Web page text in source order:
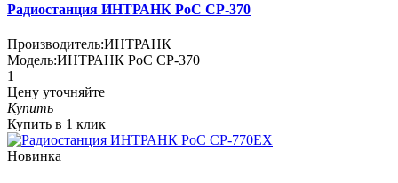
Радиостанция ИНТРАНК PoC СР-370
Производитель:ИНТРАНК
Модель:ИНТРАНК PoC СР-370
1
Цену уточняйте
Купить
Купить в 1 клик
Новинка